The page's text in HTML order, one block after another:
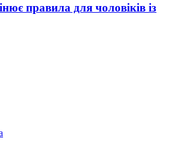
правила для чоловіків із